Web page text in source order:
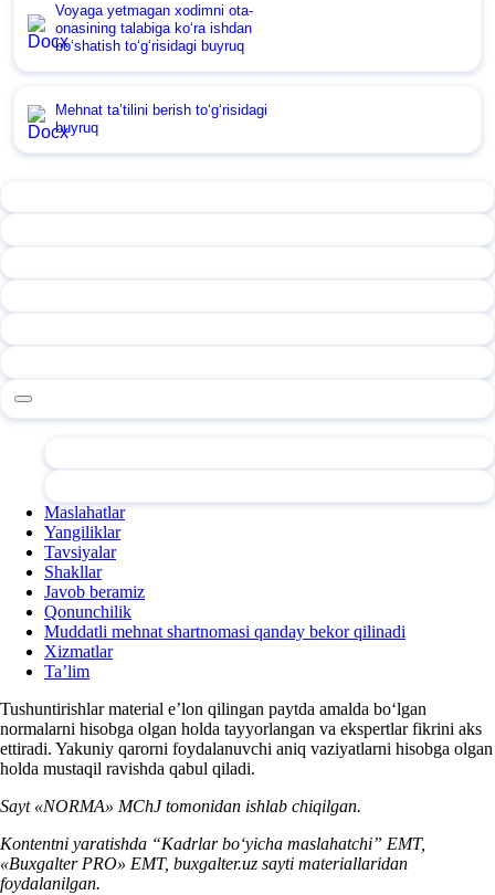
Voyaga yetmagan хodimni ota-
onasining talabiga koʻra ishdan
boʻshatish toʻgʻrisidagi buyruq
Mehnat ta’tilini berish toʻgʻrisidagi
buyruq
Maslahatlar
Yangiliklar
Tavsiyalar
Shakllar
Javob beramiz
Qonunchilik
Muddatli mehnat shartnomasi qanday bekor qilinadi
Xizmatlar
Ta’lim
Tushuntirishlar material e’lon qilingan paytda amalda boʻlgan
normalarni hisobga olgan holda tayyorlangan va ekspertlar fikrini aks
ettiradi. Yakuniy qarorni foydalanuvchi aniq vaziyatlarni hisobga olgan
holda mustaqil ravishda qabul qiladi.
Sayt «NORMA» MChJ tomonidan ishlab chiqilgan.
Kontentni yaratishda “Kadrlar boʻyicha maslahatchi” EMT,
«Buxgalter PRO» EMT, buxgalter.uz sayti materiallaridan
foydalanilgan.